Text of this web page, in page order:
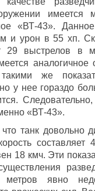
имеется
«ВТ-43».
и урон в 55 хп.
29 выстрелов в
аналогичное
же
у нее гораздо
Следовательно,
«ВТ-43».
танк довольно
составляет
18 кмч. Эти
явно